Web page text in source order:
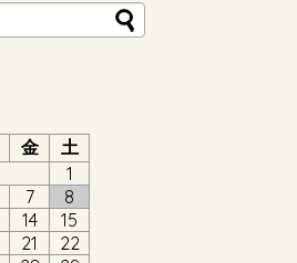
金
土
1
7
8
14
15
21
22